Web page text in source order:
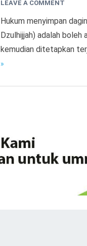
LEAVE A COMMENT
Hukum menyimpan
Dzulhijjah) adalah boleh
kemudian ditetapkan
»